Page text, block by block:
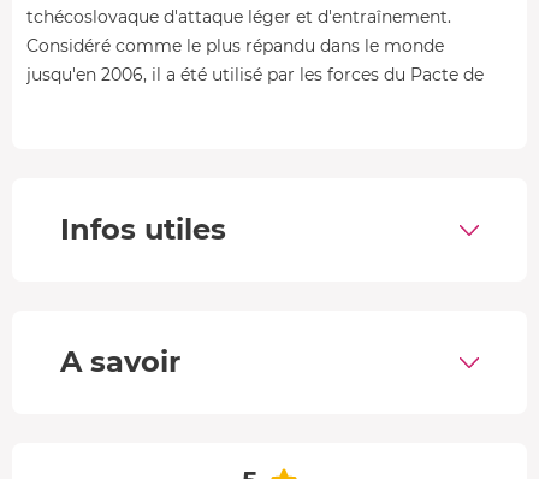
tchécoslovaque d'attaque léger et d'entraînement.
Considéré comme le plus répandu dans le monde
jusqu'en 2006, il a été utilisé par les forces du Pacte de
Découvrir le pilotage d'avion de chasse en région
professionnel. Vous commencez votre activité en enfilant
Infos utiles
A savoir